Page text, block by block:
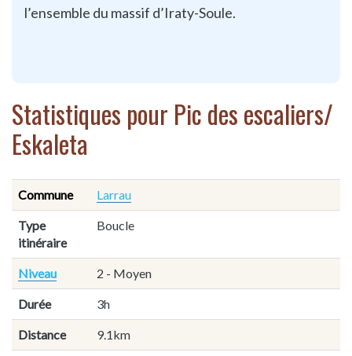
l’ensemble du massif d’Iraty-Soule.
Statistiques pour Pic des escaliers/
Eskaleta
Commune Larrau
Type
itinéraire
Boucle
Niveau 2 - Moyen
Durée 3h
Distance 9.1km